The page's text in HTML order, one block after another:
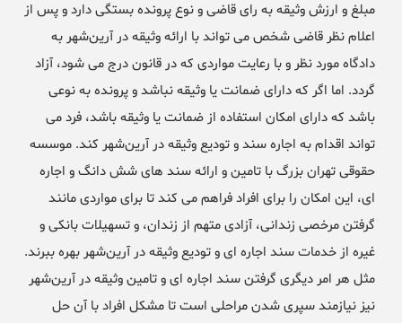
مبلغ و ارزش وثیقه به رای قاضی و نوع پرونده بستگی دارد و پس از
اعلام نظر قاضی شخص می تواند با ارائه وثیقه در آرین‌شهر به
دادگاه مورد نظر و با رعایت مواردی که در قانون درج می شود، آزاد
گردد. اما اگر که دارای ضمانت یا وثیقه نباشد و پرونده به نوعی
باشد که دارای امکان استفاده از ضمانت یا وثیقه باشد، فرد می
تواند اقدام به اجاره سند و تودیع وثیقه در آرین‌شهر کند. موسسه
حقوقی تهران بزرگ با تامین و ارائه سند های شش دانگ و اجاره
ای، این امکان را برای افراد فراهم می کند تا برای مواردی مانند
گرفتن مرخصی زندانی، آزادی متهم از زندان، و تسهیلات بانکی و
غیره از خدمات سند اجاره ای و تودیع وثیقه در آرین‌شهر بهره ببرند.
مثل هر امر دیگری گرفتن سند اجاره ای و تامین وثیقه در آرین‌شهر
نیز نیازمند سپری شدن مراحلی است تا مشکل افراد با آن حل